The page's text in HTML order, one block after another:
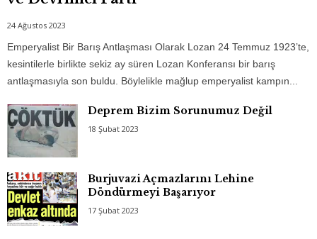
24 Ağustos 2023
Emperyalist Bir Barış Antlaşması Olarak Lozan 24 Temmuz 1923’te,
kesintilerle birlikte sekiz ay süren Lozan Konferansı bir barış
antlaşmasıyla son buldu. Böylelikle mağlup emperyalist kampın...
Deprem Bizim Sorunumuz Değil
18 Şubat 2023
Burjuvazi Açmazlarını Lehine
Döndürmeyi Başarıyor
17 Şubat 2023